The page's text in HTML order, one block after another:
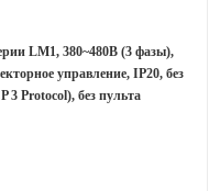
LM1, 380~480B (3 фазы),
управление, IP20, без
Protocol), без пульта